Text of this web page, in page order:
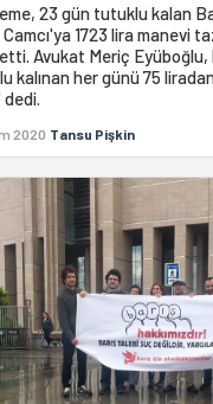
23 gün tutuklu kalan
Camcı'ya 1723 lira manevi
Avukat Meriç
kalınan her günü 75
2020 Tansu Pişkin